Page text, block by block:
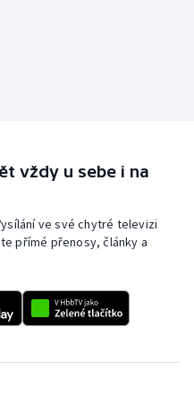
vždy u sebe i na
ve své chytré televizi
přímé přenosy, články a